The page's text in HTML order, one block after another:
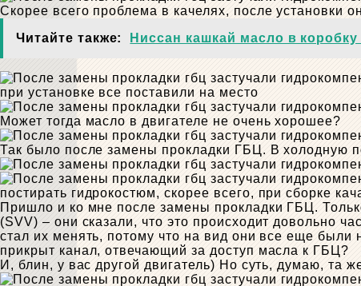
Скорее всего проблема в качелях, после установки
Читайте также:
Ниссан кашкай масло в
при установке все поставили на место
Может тогда масло в двигателе не очень хорошее?
Так было после замены прокладки ГБЦ. В холодную
постирать гидрокостюм, скорее всего, при сборке
Пришло и ко мне после замены прокладки ГБЦ.
(SVV) – они сказали, что это происходит довольно
стал их менять, потому что на вид они все еще
прикрыт канал, отвечающий за доступ масла к ГБЦ?
И, блин, у вас другой двигатель) Но суть, думаю, та